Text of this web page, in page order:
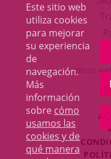
Este sitio web
utiliza cookies
para mejorar
su experiencia
de
navegación.
Más
información
sobre cómo
usamos las
cookies y de
qué manera
Otras